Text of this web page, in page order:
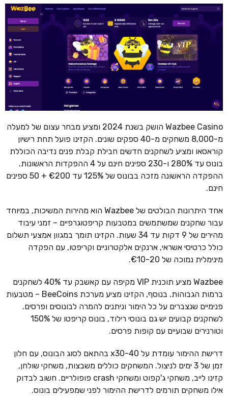
Wazbee Casino הושק בשנת 2024 ומציע מבחר עצום של למעלה
מ-8,000 משחקים מ-40 ספקים שונים. הקזינו פועל תחת רישיון
קוראסאו ומציע לשחקנים חדשים חבילת קבלת פנים נדיבה הכוללת
בונוס עד 280% ו-230 ספינים חינם על 4 ההפקדות הראשונות.
ההפקדה הראשונה מזכה בבונוס של 125% עד €200 + 50 ספינים
חינם.
אחד היתרונות הבולטים של Wazbee הוא מהירות המשיכות, במיוחד
עבור שחקנים שמשתמשים במטבעות קריפטוגרפיים – זמני עיבוד
מהירים של 9 דקות עד 34 שעות. הקזינו תומך במגוון אמצעי תשלום
כולל כרטיסי אשראי, ארנקים אלקטרוניים וקריפטו, עם הפקדה
מינימלית נמוכה של €10-20.
Wazbee מציע תוכנית VIP מקיפה עם קאשבק עד 40% לשחקנים
ברמות הגבוהות. בנוסף, הקזינו מציע מערכת BeeCoins – מטבעות
פנימיים שנצברים על כל הימור וניתנים להמרה לבונוסים ופרסים.
לשחקנים קבועים יש גם בונוסי רילוד, בונוס קריפטו של 150%
וטורנירים שבועיים עם קופות פרסים.
דרישת ההימור עומדת על x30-40 בהתאם לסוג הבונוס, עם חלון
זמן של 3 ימים לניצול. המשחקים כוללים משבצות, משחקי שולחן,
קזינו לייב, משחקי ג'קפוט ומשחקי crash פופולריים. חשוב לבדוק
אילו משחקים תורמים לדרישת ההימור לפני שמפעילים בונוס.